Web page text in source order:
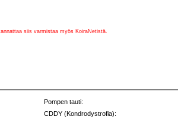
siis varmistaa myös KoiraNetistä.
Pompen tauti:
CDDY (Kondrodystrofia):